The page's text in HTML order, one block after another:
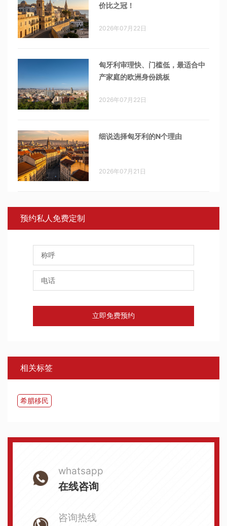
价比之冠！
2026年07月22日
匈牙利审理快、门槛低，最适合中
产家庭的欧洲身份跳板
2026年07月22日
细说选择匈牙利的N个理由
2026年07月21日
预约私人免费定制
立即免费预约
相关标签
希腊移民
whatsapp
在线咨询
咨询热线